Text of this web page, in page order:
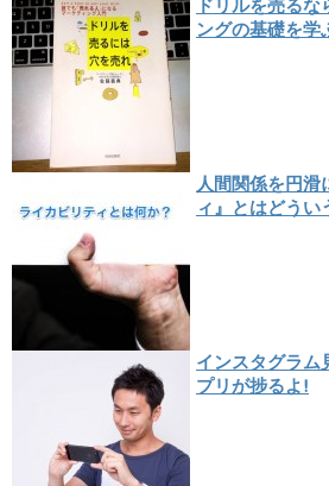
ドリルを売る
ングの基礎を学
人間関係を円滑
ィ』とはどうい
インスタグラ
プリが捗るよ!